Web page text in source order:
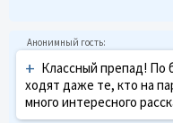
+ Классный препад! По
ходят даже те, кто на
много интересного